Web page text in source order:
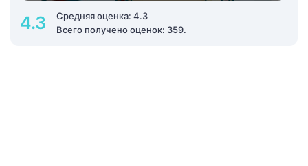
4.3
Средняя оценка: 4.3
Всего получено оценок: 359.